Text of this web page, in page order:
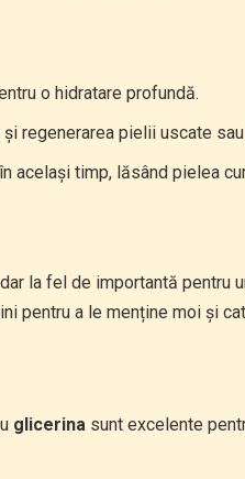
o hidratare profundă.
și regenerarea pielii uscate
același timp, lăsând pielea
la fel de importantă pentru
pentru a le menține moi și
glicerina sunt excelente